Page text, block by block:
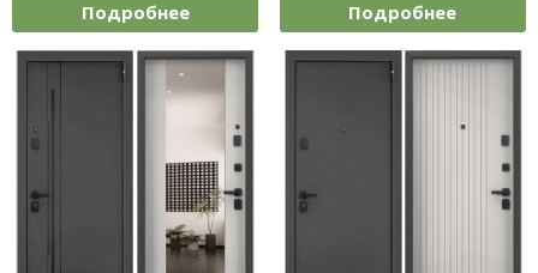
Подробнее Подробнее